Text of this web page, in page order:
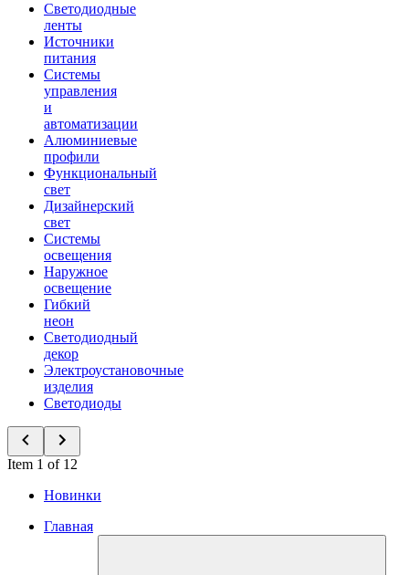
Светодиодные
ленты
Источники
питания
Системы
управления
и
автоматизации
Алюминиевые
профили
Функциональный
свет
Дизайнерский
свет
Системы
освещения
Наружное
освещение
Гибкий
неон
Светодиодный
декор
Электроустановочные
изделия
Светодиоды
Item 1 of 12
Новинки
Главная